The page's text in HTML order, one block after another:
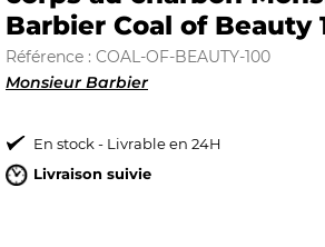
Barbier Coal of Beauty
Référence : COAL-OF-BEAUTY-100
Monsieur Barbier
En stock - Livrable en 24H
Livraison suivie